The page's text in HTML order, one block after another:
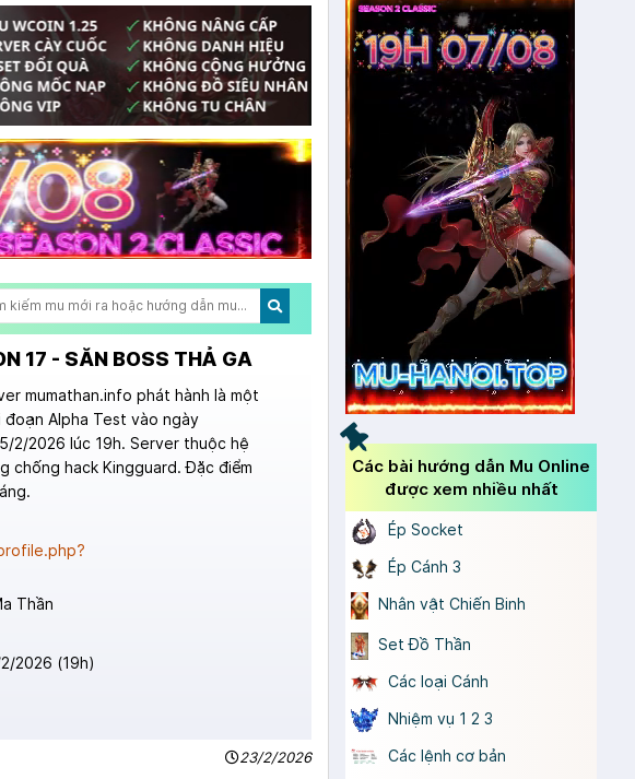
17 - SĂN BOSS THẢ GA
mumathan.info phát hành là một
Alpha Test vào ngày
2/2026 lúc 19h. Server thuộc hệ
chống hack Kingguard. Đặc điểm
Thần
2026 (19h)
23/2/2026
Các bài hướng dẫn Mu Online
được xem nhiều nhất
Ép Socket
Ép Cánh 3
Nhân vật Chiến Binh
Set Đồ Thần
Các loại Cánh
Nhiệm vụ 1 2 3
Các lệnh cơ bản